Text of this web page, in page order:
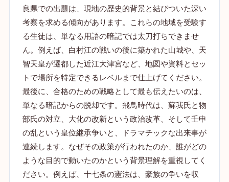
良県での出題は、現地の歴史的背景と結びついた深い
考察を求める傾向があります。これらの地域を受験す
る生徒は、単なる用語の暗記では太刀打ちできませ
ん。例えば、白村江の戦いの後に築かれた山城や、天
智天皇が遷都した近江大津宮など、地図や資料とセッ
トで場所を特定できるレベルまで仕上げてください。
最後に、合格のための戦略として最も伝えたいのは、
単なる暗記からの脱却です。飛鳥時代は、蘇我氏と物
部氏の対立、大化の改新という政治改革、そして壬申
の乱という皇位継承争いと、ドラマチックな出来事が
連続します。なぜその政策が行われたのか、誰がどの
ような目的で動いたのかという背景理解を重視してく
ださい。例えば、十七条の憲法は、豪族の争いを収